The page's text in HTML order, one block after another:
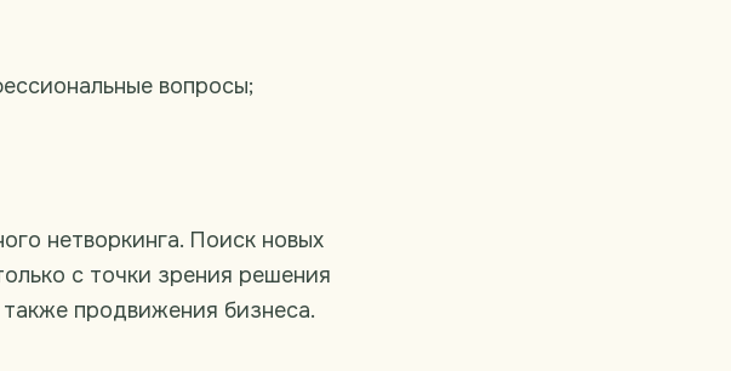
вопросы;
нетворкинга. Поиск новых
с точки зрения решения
продвижения бизнеса.